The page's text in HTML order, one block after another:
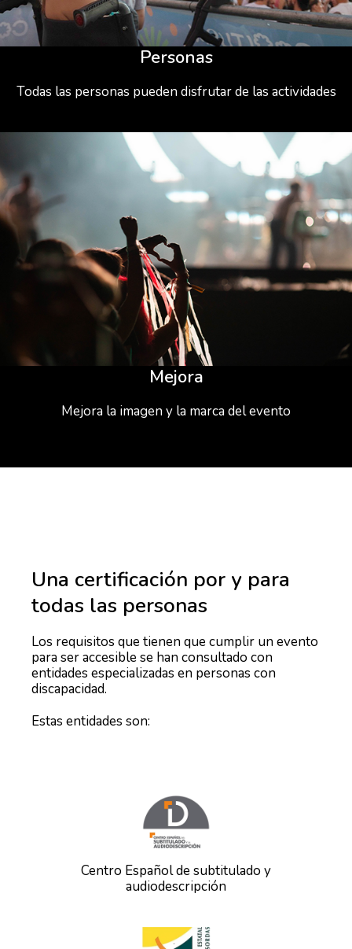
Personas
Todas las personas pueden disfrutar de las actividades
Mejora
Mejora la imagen y la marca del evento
Una certificación por y para
todas las personas
Los requisitos que tienen que cumplir un evento
para ser accesible se han consultado con
entidades especializadas en personas con
discapacidad.
Estas entidades son:
Centro Español de subtitulado y
audiodescripción